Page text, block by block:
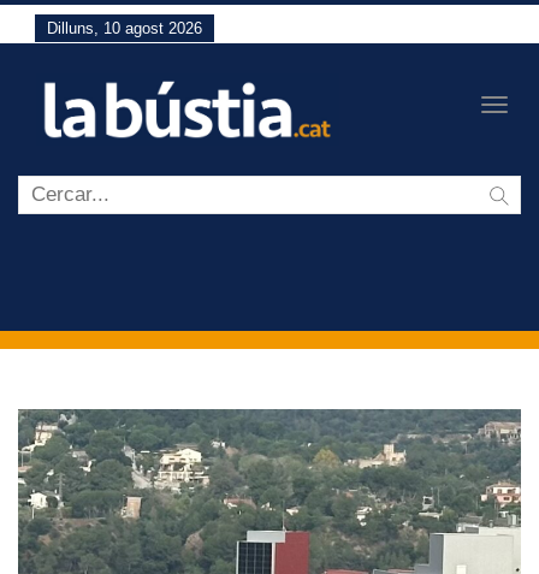
Dilluns, 10 agost 2026